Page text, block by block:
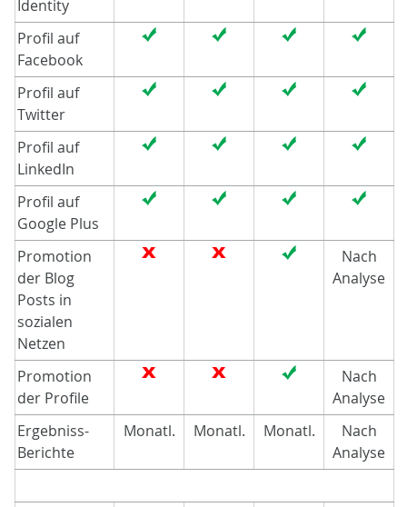
Identity
Profil auf
Facebook
Profil auf
Twitter
Profil auf
LinkedIn
Profil auf
Google Plus
Promotion
der Blog
Posts in
sozialen
Netzen
Nach
Analyse
Promotion
der Profile
Nach
Analyse
Ergebniss-
Berichte
Monatl. Monatl. Monatl.
Nach
Analyse